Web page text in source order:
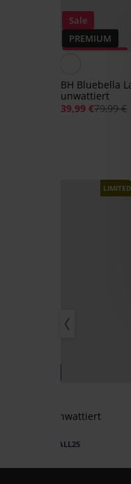
Sale
PREMIUM
BH Bluebella
unwattiert
39,99 €79,99 €
LIMITED
Winona unwattiert
ALL25